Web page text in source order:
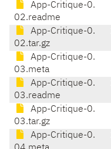
App-Critique-0.
02.readme
App-Critique-0.
02.tar.gz
App-Critique-0.
03.meta
App-Critique-0.
03.readme
App-Critique-0.
03.tar.gz
App-Critique-0.